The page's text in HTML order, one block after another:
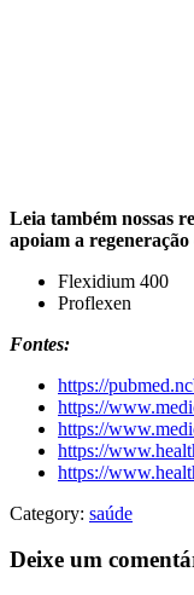
Leia também nossas
apoiam a
Flexidium 400
Proflexen
Fontes:
https://
https://
https://
https://
https://
Category: saúde
Deixe um